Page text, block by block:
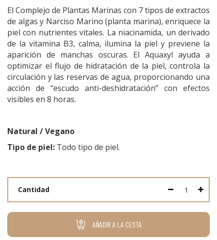
El Complejo de Plantas Marinas con 7 tipos de extractos
de algas y Narciso Marino (planta marina), enriquece la
piel con nutrientes vitales. La niacinamida, un derivado
de la vitamina B3, calma, ilumina la piel y previene la
aparición de manchas oscuras. El Aquaxyl ayuda a
optimizar el flujo de hidratación de la piel, controla la
circulación y las reservas de agua, proporcionando una
acción de “escudo anti-deshidratación” con efectos
visibles en 8 horas.
Natural / Vegano
Tipo de piel: Todo tipo de piel.
Cantidad
AÑADIR A LA CESTA